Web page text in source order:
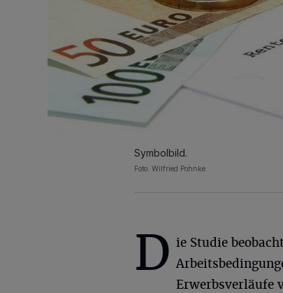
Symbolbild.
Foto: Wilfried Pohnke
D ie Studie
Erwerbsverläufe